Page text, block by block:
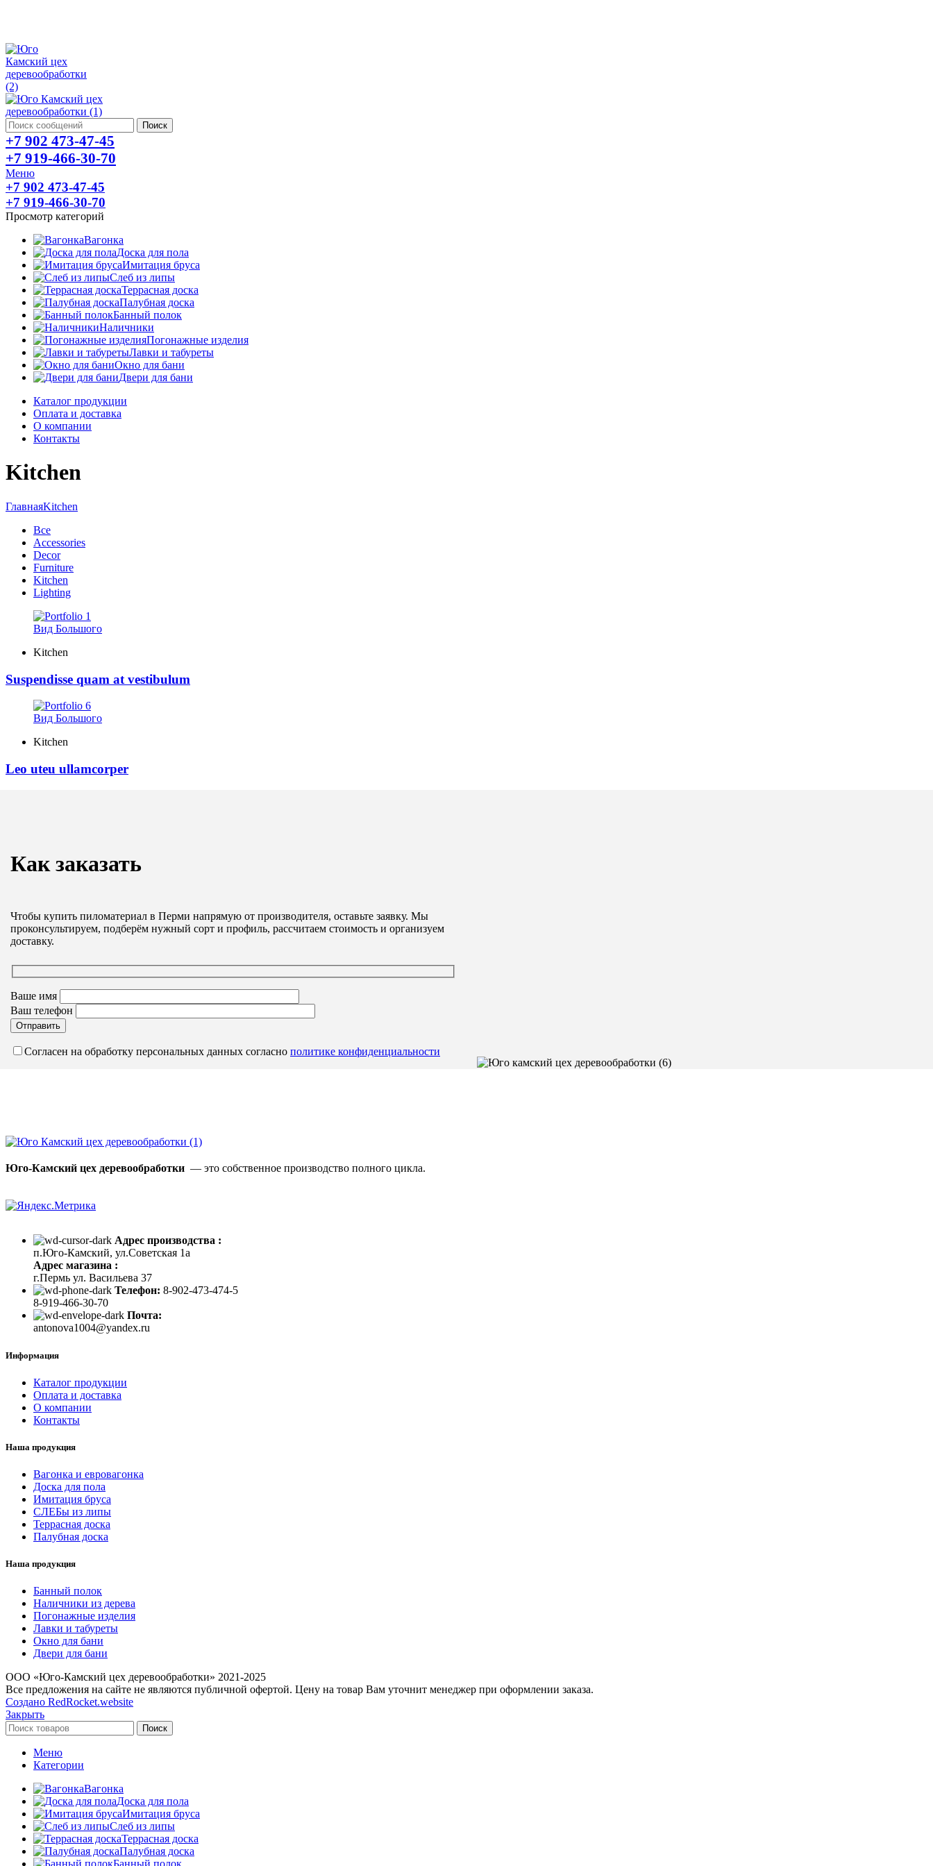
Поиск
+7 902 473-47-45
+7 919-466-30-70
Меню
+7 902 473-47-45
+7 919-466-30-70
Просмотр категорий
Вагонка
Доска для пола
Имитация бруса
Слеб из липы
Террасная доска
Палубная доска
Банный полок
Наличники
Погонажные изделия
Лавки и табуреты
Окно для бани
Двери для бани
Каталог продукции
Оплата и доставка
О компании
Контакты
Kitchen
ГлавнаяKitchen
Все
Accessories
Decor
Furniture
Kitchen
Lighting
Вид Большого
Kitchen
Suspendisse quam at vestibulum
Вид Большого
Kitchen
Leo uteu ullamcorper
Как заказать
Чтобы купить пиломатериал в Перми напрямую от производителя, оставьте заявку. Мы
проконсультируем, подберём нужный сорт и профиль, рассчитаем стоимость и организуем
доставку.
Ваше имя
Ваш телефон
Согласен на обработку персональных данных согласно политике конфиденциальности
Юго-Камский цех деревообработки — это собственное производство полного цикла.
Адрес производства :
п.Юго-Камский, ул.Советская 1а
Адрес магазина :
г.Пермь ул. Васильева 37
Телефон: 8-902-473-474-5
8-919-466-30-70
Почта:
antonova1004@yandex.ru
Информация
Каталог продукции
Оплата и доставка
О компании
Контакты
Наша продукция
Вагонка и евровагонка
Доска для пола
Имитация бруса
СЛЕБы из липы
Террасная доска
Палубная доска
Наша продукция
Банный полок
Наличники из дерева
Погонажные изделия
Лавки и табуреты
Окно для бани
Двери для бани
ООО «Юго-Камский цех деревообработки» 2021-2025
Все предложения на сайте не являются публичной офертой. Цену на товар Вам уточнит менеджер при оформлении заказа.
Создано RedRocket.website
Закрыть
Поиск
Меню
Категории
Вагонка
Доска для пола
Имитация бруса
Слеб из липы
Террасная доска
Палубная доска